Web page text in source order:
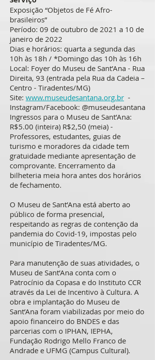
Exposição “Objetos de Fé Afro-
brasileiros”
Período: 09 de outubro de 2021 a 10 de
janeiro de 2022
Dias e horários: quarta a segunda das
10h às 18h / *Domingo das 10h às 16h
Local: Foyer do Museu de Sant’Ana - Rua
Direita, 93 (entrada pela Rua da Cadeia –
Centro - Tiradentes/MG)
Site: www.museudesantana.org.br -
Instagram/Facebook: @museudesantana
Ingressos para o Museu de Sant’Ana:
R$5.00 (inteira) R$2,50 (meia) -
Professores, estudantes, guias de
turismo e moradores da cidade tem
gratuidade mediante apresentação de
comprovante. Encerramento da
bilheteria meia hora antes dos horários
de fechamento.
O Museu de Sant’Ana está aberto ao
público de forma presencial,
respeitando as regras de contenção da
pandemia do Covid-19, impostas pelo
município de Tiradentes/MG.
Para manutenção de suas atividades, o
Museu de Sant’Ana conta com o
Patrocínio da Copasa e do Instituto CCR
através da Lei de Incentivo à Cultura. A
obra e implantação do Museu de
Sant’Ana foram viabilizadas por meio do
apoio financeiro do BNDES e das
parcerias com o IPHAN, IEPHA,
Fundação Rodrigo Mello Franco de
Andrade e UFMG (Campus Cultural).